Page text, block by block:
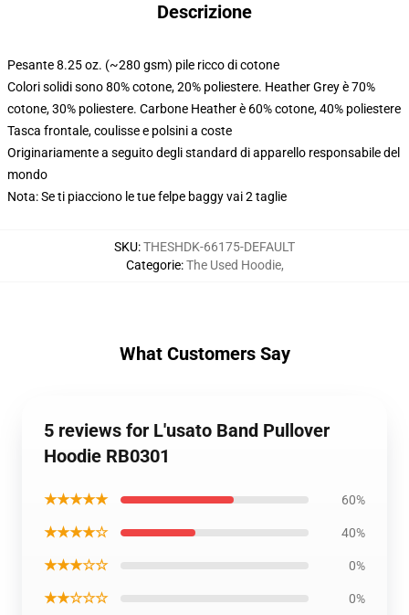
Descrizione
Pesante 8.25 oz. (~280 gsm) pile ricco di cotone
Colori solidi sono 80% cotone, 20% poliestere. Heather Grey è 70%
cotone, 30% poliestere. Carbone Heather è 60% cotone, 40% poliestere
Tasca frontale, coulisse e polsini a coste
Originariamente a seguito degli standard di apparello responsabile del
mondo
Nota: Se ti piacciono le tue felpe baggy vai 2 taglie
SKU:THESHDK-66175-DEFAULT
Categorie:The Used Hoodie,
What Customers Say
5 reviews for L'usato Band Pullover
Hoodie RB0301
★★★★★ 60%
★★★★☆ 40%
★★★☆☆ 0%
★★☆☆☆ 0%